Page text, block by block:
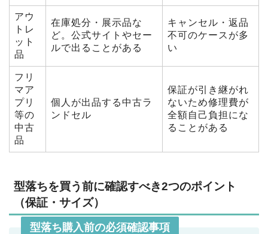
アウ
トレ
ット
品
在庫処分・展示品な
ど。公式サイトやセー
ルで出ることがある
キャンセル・返品
不可のケースが多
い
フリ
マア
プリ
等の
中古
品
個人が出品する中古ラ
ンドセル
保証が引き継がれ
ないため修理費が
全額自己負担にな
ることがある
型落ちを買う前に確認すべき2つのポイント
（保証・サイズ）
型落ち購入前の必須確認事項